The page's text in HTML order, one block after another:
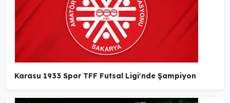
Karasu 1933 Spor TFF Futsal Ligi'nde Şampiyon